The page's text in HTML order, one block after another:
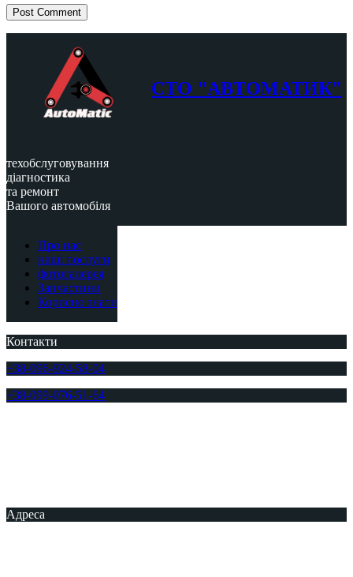
СТО "АВТОМАТИК"
техобслуговування
діагностика
та ремонт
Вашого автомобіля
Про нас
наші послуги
фотогалерея
Запчастини
Корисно знати
Контакти
+38-096-924-58-04
+38-099-076-51-64
Адреса